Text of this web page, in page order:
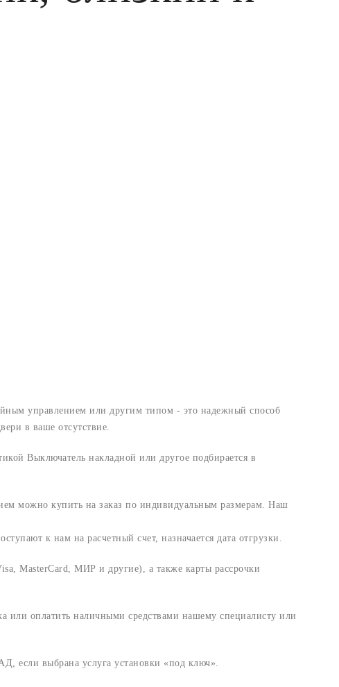
управлением или другим типом - это надежный способ
в ваше отсутствие.
Выключатель накладной или другое подбирается в
можно купить на заказ по индивидуальным размерам. Наш
к нам на расчетный счет, назначается дата отгрузки.
MasterCard, МИР и другие), а также карты рассрочки
или оплатить наличными средствами нашему специалисту или
если выбрана услуга установки «под ключ».